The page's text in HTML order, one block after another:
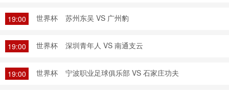
19:00 世界杯 苏州东吴 VS 广州豹
19:00 世界杯 深圳青年人 VS 南通支云
19:00 世界杯 宁波职业足球俱乐部 VS 石家庄功夫